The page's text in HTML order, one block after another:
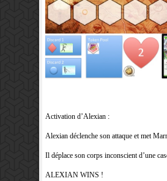
Activation d’Alexian :
Alexian déclenche son attaque et met
Il déplace son corps inconscient d’une
ALEXIAN WINS !